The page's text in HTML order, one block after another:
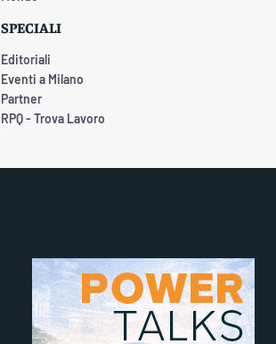
SPECIALI
Editoriali
Eventi a Milano
Partner
RPQ - Trova Lavoro